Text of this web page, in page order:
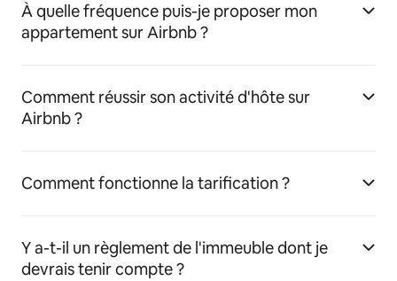
À quelle fréquence puis-je proposer mon
appartement sur Airbnb ?
Comment réussir son activité d'hôte sur
Airbnb ?
Comment fonctionne la tarification ?
Y a-t-il un règlement de l'immeuble dont je
devrais tenir compte ?